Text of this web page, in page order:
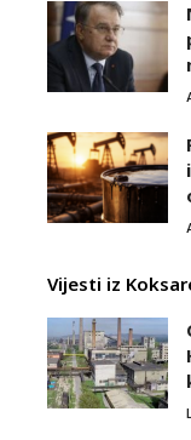
Vijesti iz